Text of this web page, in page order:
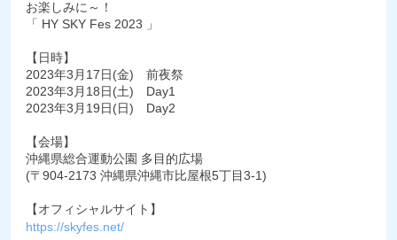
お楽しみに～！
「 HY SKY Fes 2023 」
【日時】
2023年3月17日(金) 前夜祭
2023年3月18日(土) Day1
2023年3月19日(日) Day2
【会場】
沖縄県総合運動公園 多目的広場
(〒904-2173 沖縄県沖縄市比屋根5丁目3-1)
【オフィシャルサイト】
https://skyfes.net/